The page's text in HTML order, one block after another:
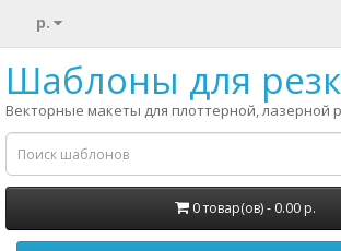
р.
Шаблоны для
Векторные макеты для плоттерной, лазерной
0 товар(ов) - 0.00 р.